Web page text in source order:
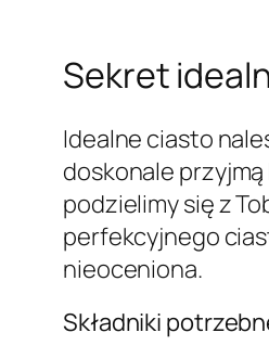
Sekret
Idealne ciasto
doskonale
podzielimy się z
perfekcyjnego
nieoceniona.
Składniki